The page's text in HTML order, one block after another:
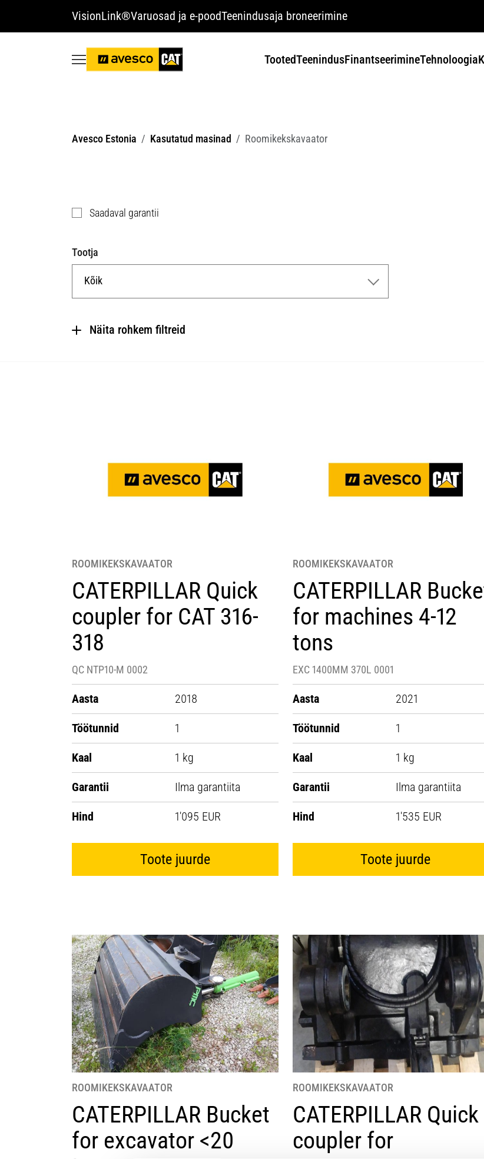
VisionLink®Varuosad ja e-poodTeenindusaja broneerimine
TootedTeenindusFinantseerimineTehnoloogia
Avesco Estonia Kasutatud masinad Roomikekskavaator
Saadaval garantii
Tootja
Kõik
HindNäita rohkem filtreid
ROOMIKEKSKAVAATOR
CATERPILLAR Quick
coupler for CAT 316-
318
QC NTP10-M 0002
Aasta 2018
Töötunnid 1
Kaal 1 kg
Garantii Ilma garantiita
Hind 1'095 EUR
Toote juurde
ROOMIKEKSKAVAATOR
CATERPILLAR
for machines 4-12
tons
EXC 1400MM 370L 0001
Aasta 2021
Töötunnid 1
Kaal 1 kg
Garantii Ilma garantiita
Hind 1'535 EUR
Toote juurde
ROOMIKEKSKAVAATOR
CATERPILLAR Bucket
for excavator <20
ROOMIKEKSKAVAATOR
CATERPILLAR Quick
coupler for